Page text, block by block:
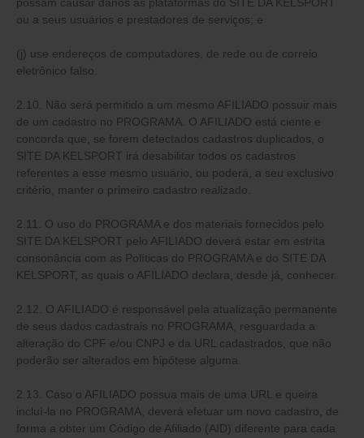
ou a seus usuários e prestadores de serviços; e
(j) use endereços de computadores, de rede ou de correio
eletrônico falso.
2.10. Não será permitido a um mesmo AFILIADO possuir mais
de um cadastro no PROGRAMA. O AFILIADO está ciente e
concorda que, se forem detectados cadastros duplicados, o
SITE DA KELSPORT irá desabilitar todos os cadastros
referentes a esse mesmo usuário, ou poderá, a seu exclusivo
critério, manter o primeiro cadastro realizado.
2.11. O uso do PROGRAMA e dos materiais fornecidos pelo
SITE DA KELSPORT pelo AFILIADO deverá estar em estrita
consonância com as Políticas do PROGRAMA e do SITE DA
KELSPORT, as quais o AFILIADO declara, desde já, conhecer.
2.12. O AFILIADO é responsável pela atualização permanente
de seus dados cadastrais no PROGRAMA, resguardada a
alteração do CPF e/ou CNPJ e da URL cadastrados, que não
poderão ser alterados em hipótese alguma.
2.13. Caso o AFILIADO possua mais de uma URL e queira
incluí-la no PROGRAMA, deverá efetuar um novo cadastro, de
forma a obter um Código de Afiliado (AID) diferente para cada